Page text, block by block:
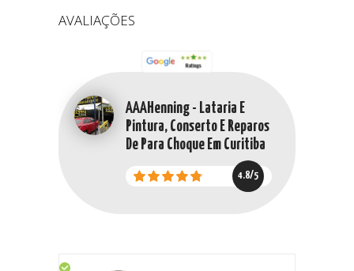
AVALIAÇÕES
AAAHenning - Lataria E
Pintura, Conserto E Reparos
De Para Choque Em Curitiba
4.8/5